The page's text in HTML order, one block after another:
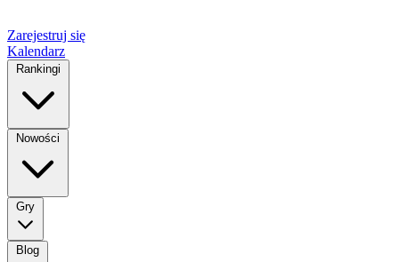
Zarejestruj się
Kalendarz
Rankingi
Nowości
Gry
Blog